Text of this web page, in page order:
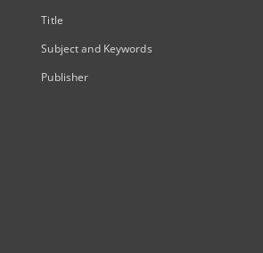
Title
Subject and Keywords
Publisher